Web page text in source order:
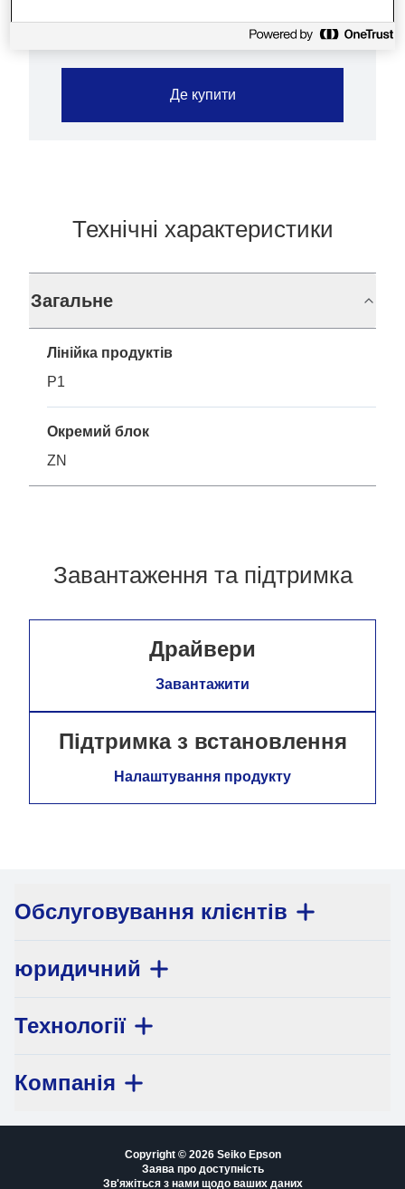
Де купити
Технічні характеристики
Загальне
Лінійка продуктів
P1
Окремий блок
ZN
Завантаження та підтримка
Драйвери
Завантажити
Підтримка з встановлення
Налаштування продукту
Обслуговування клієнтів
юридичний
Технології
Компанія
Copyright © 2026 Seiko Epson
Заява про доступність
Зв'яжіться з нами щодо ваших даних